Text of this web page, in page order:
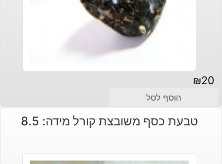
₪20
הוסף לסל
טבעת כסף משובצת קורל מידה: 8.5